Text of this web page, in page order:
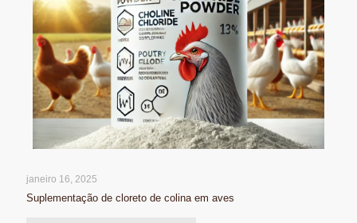
janeiro 16, 2025
Suplementação de cloreto de colina em aves